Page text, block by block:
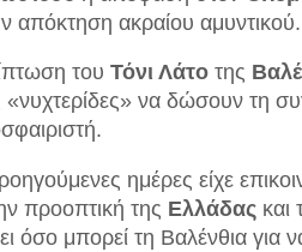
απόκτηση ακραίου αμυντικού.
του Τόνι Λάτο της
να δώσουν τη
ημέρες είχε
προοπτική της Ελλάδας και
όσο μπορεί τη Βαλένθια για